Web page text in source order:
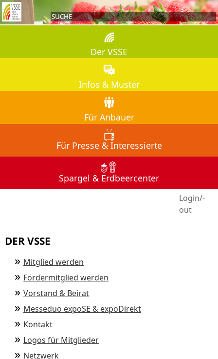
Der VSSE
Infos & Muster
Für Anbauer
Für Presse & Interessierte
Spargel & Erdbeercenter
Login/-
out
DER VSSE
Mitglied werden
Fördermitglied werden
Vorstand & Beirat
Messeduo expoSE & expoDirekt
Kontakt
Logos für Mitglieder
Netzwerk